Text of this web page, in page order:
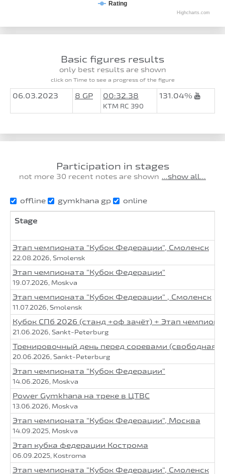
Rating
Highcharts.com
Basic figures results
only best results are shown
click on Time to see a progress of the figure
06.03.2023 8 GP 00:32.38
KTM RC 390
131.04%
Participation in stages
not more 30 recent notes are shown ...show all...
offline gymkhana gp online
Stage
Этап чемпионата "Кубок Федерации", Смоленск
22.08.2026, Smolensk
Этап чемпионата "Кубок Федерации"
19.07.2026, Moskva
Этап чемпионата "Кубок Федерации" , Смоленск
11.07.2026, Smolensk
Кубок СПб 2026 (станд +оф зачёт) + Этап
21.06.2026, Sankt-Peterburg
Тренировочный день перед соревами (свободная
20.06.2026, Sankt-Peterburg
Этап чемпионата "Кубок Федерации"
14.06.2026, Moskva
Power Gymkhana на треке в ЦТВС
13.06.2026, Moskva
Этап чемпионата "Кубок Федерации", Москва
14.09.2025, Moskva
Этап кубка федерации Кострома
06.09.2025, Kostroma
Этап чемпионата "Кубок Федерации", Смоленск